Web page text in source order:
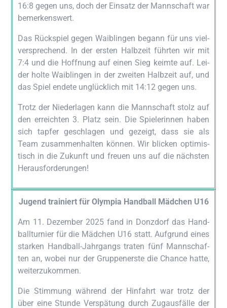
16:8 gegen uns, doch der Ein­satz der Mann­schaft war
bemerkenswert.
Das Rück­spiel gegen Waib­lin­gen begann für uns viel­
ver­spre­chend. In der ers­ten Halb­zeit führ­ten wir mit
7:4 und die Hoff­nung auf einen Sieg keim­te auf. Lei­
der hol­te Waib­lin­gen in der zwei­ten Halb­zeit auf, und
das Spiel ende­te unglück­lich mit 14:12 gegen uns.
Trotz der Nie­der­la­gen kann die Mann­schaft stolz auf
den erreich­ten 3. Platz sein. Die Spie­le­rin­nen haben
sich tap­fer geschla­gen und gezeigt, dass sie als
Team zusam­men­hal­ten kön­nen. Wir bli­cken opti­mis­
tisch in die Zukunft und freu­en uns auf die nächs­ten
Herausforderungen!
Jugend trai­niert für Olym­pia Hand­ball Mäd­chen U16
Am 11. Dezem­ber 2025 fand in Don­z­dorf das Hand­
ball­tur­nier für die Mäd­chen U16 statt. Auf­grund eines
star­ken Hand­ball-Jahr­gangs tra­ten fünf Mann­schaf­
ten an, wobei nur der Grup­pen­ers­te die Chan­ce hat­te,
weiterzukommen.
Die Stim­mung wäh­rend der Hin­fahrt war trotz der
über eine Stun­de Ver­spä­tung durch Zug­aus­fäl­le der